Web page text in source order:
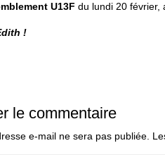
U13F du lundi 20 février,
!
le commentaire
e-mail ne sera pas publiée.